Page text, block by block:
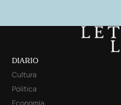
DIARIO
Cultura
Política
Economía